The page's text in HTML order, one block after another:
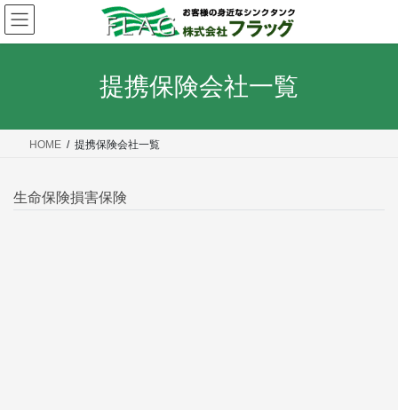
コ
ン
テ
ン
プ
ナ
ビ
ゲ
ー
動
提携保険会社一覧
HOME 提携保険会社一覧
生命保険損害保険